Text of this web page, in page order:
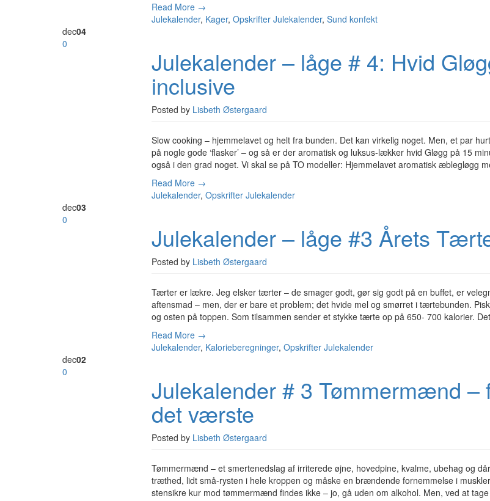
Read More →
Julekalender, Kager,Opskrifter Julekalender,Sund konfekt
dec04
0
Julekalender – låge # 4: Hvid
inclusive
Posted by Lisbeth Østergaard
Slow cooking – hjemmelavet og helt fra bunden. Det kan virkelig noget. Men, et par
på nogle gode ‘flasker’ – og så er der aromatisk og luksus-lækker hvid Gløgg på 15
også i den grad noget. Vi skal se på TO modeller: Hjemmelavet aromatisk æblegløgg
Read More →
Julekalender,Opskrifter Julekalender
dec03
0
Julekalender – låge #3 Årets
Posted by Lisbeth Østergaard
Tærter er lækre. Jeg elsker tærter – de smager godt, gør sig godt på en buffet, er
aftensmad – men, der er bare et problem; det hvide mel og smørret i tærtebunden.
og osten på toppen. Som tilsammen sender et stykke tærte op på 650- 700 kalorier.
Read More →
Julekalender, Kalorieberegninger,Opskrifter Julekalender
dec02
0
Julekalender # 3 Tømmermænd –
det værste
Posted by Lisbeth Østergaard
Tømmermænd – et smertenedslag af irriterede øjne, hovedpine, kvalme, ubehag og
træthed, lidt små-rysten i hele kroppen og måske en brændende fornemmelse i
stensikre kur mod tømmermænd findes ikke – jo, gå uden om alkohol. Men, ved at